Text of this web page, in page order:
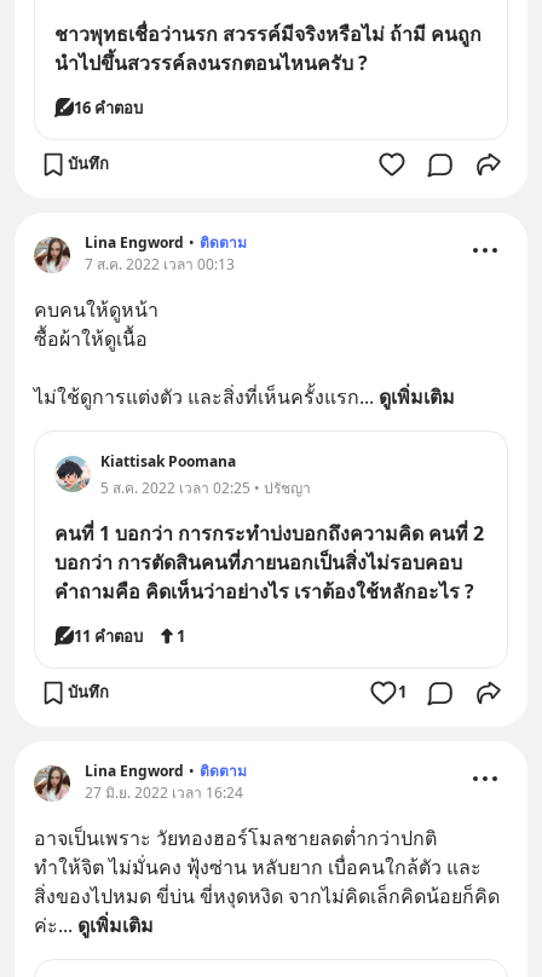
ชาวพุทธเชื่อว่านรก สวรรค์มีจริงหรือไม่ ถ้ามี คนถูก
นำไปขึ้นสวรรค์ลงนรกตอนไหนครับ ?
16 คำตอบ
บันทึก
Lina Engword • ติดตาม
7 ส.ค. 2022 เวลา 00:13
คบคนให้ดูหน้า
ซื้อผ้าให้ดูเนื้อ
ไม่ใช้ดูการแต่งตัว และสิ่งที่เห็นครั้งแรก... ดูเพิ่มเติม
Kiattisak Poomana
5 ส.ค. 2022 เวลา 02:25 • ปรัชญา
คนที่ 1 บอกว่า การกระทำบ่งบอกถึงความคิด คนที่ 2
บอกว่า การตัดสินคนที่ภายนอกเป็นสิ่งไม่รอบคอบ
คำถามคือ คิดเห็นว่าอย่างไร เราต้องใช้หลักอะไร ?
11 คำตอบ 1
บันทึก 1
Lina Engword • ติดตาม
27 มิ.ย. 2022 เวลา 16:24
อาจเป็นเพราะ วัยทองฮอร์โมลชายลดต่ำกว่าปกติ
ทำให้จิต ไม่มั่นคง ฟุ้งซ่าน หลับยาก เบื่อคนใกล้ตัว และ
สิ่งของไปหมด ขี่บ่น ขี่หงุดหงิด จากไม่คิดเล็กคิดน้อยก็คิด
ค่ะ... ดูเพิ่มเติม